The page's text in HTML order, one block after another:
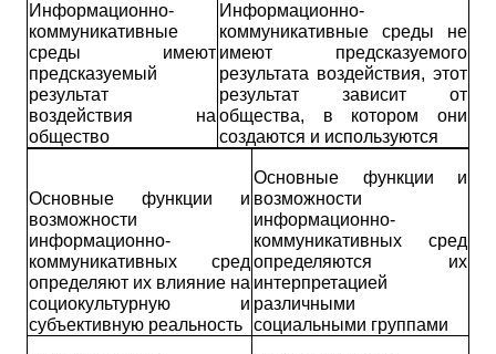
Информационно-
коммуникативные
среды имеют
предсказуемый
результат
воздействия на
общество
Информационно-
коммуникативные среды не
имеют предсказуемого
результата воздействия, этот
результат зависит от
общества, в котором они
создаются и используются
Основные функции и
возможности
информационно-
коммуникативных сред
определяют их влияние на
социокультурную и
субъективную реальность
Основные функции и
возможности
информационно-
коммуникативных сред
определяются их
интерпретацией
различными
социальными группами